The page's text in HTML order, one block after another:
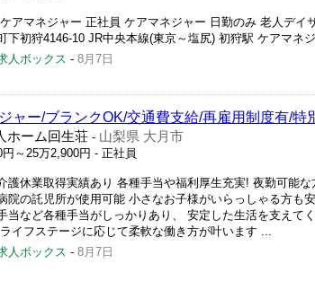
ケアマネジャー 正社員 ケアマネジャー 日勤のみ 老人デイ
下初狩4146-10 JR中央本線(東京～塩尻) 初狩駅 ケアマネ
人ボックス - 8月7日
ャー/ブランクOK/交通費支給/再雇用制度有/特
ホーム回生荘 - 山梨県 大月市
～25万2,900円 - 正社員
護休業取得実績あり 各種手当や福利厚生充実! 夜勤可能
院の託児所が使用可能 小さなお子様がいらっしゃる方も
当など各種手当がしっかりあり、 安定した生活を支えて
イフステージに応じて柔軟な働き方が叶います ...
人ボックス - 8月7日